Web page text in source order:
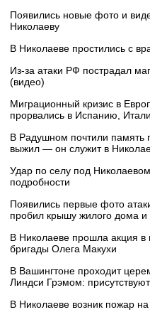
Появились новые фото и
Николаеву
В Николаеве простились с
Из-за атаки РФ пострадал
(видео)
Миграционный кризис в
прорвались в Испанию,
В Радушном почтили память
выжил — он служит в
Удар по селу под
подробности
Появились первые фото
пробил крышу жилого дома и
В Николаеве прошла акция в
бригады Олега Макухи
В Вашингтоне проходит
Линдси Грэмом:
В Николаеве возник пожар